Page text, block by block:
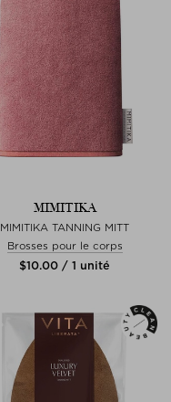
MIMITIKA
MIMITIKA TANNING MITT
Brosses pour le corps
$‌10.00 / 1 unité